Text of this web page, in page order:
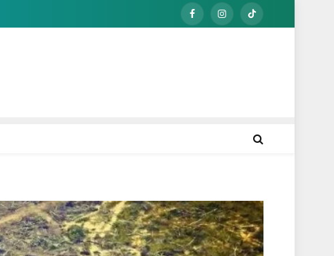
FacebookInstagramTikTok